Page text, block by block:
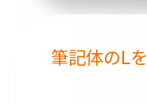
筆記体のLを